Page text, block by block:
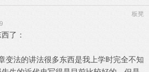
板凳
了：
变法的讲法很多东西是我上学时完全不知